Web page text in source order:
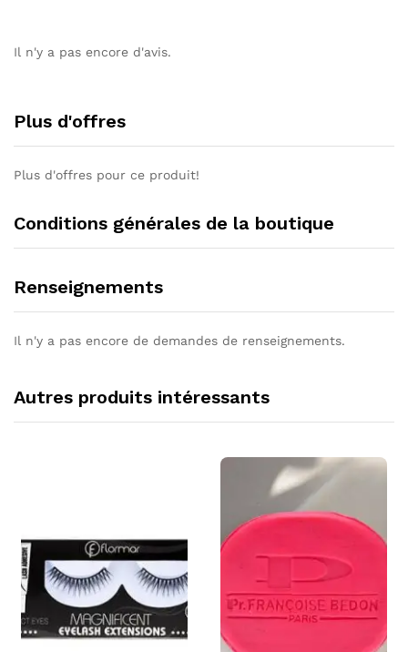
Il n'y a pas encore d'avis.
Plus d'offres
Plus d'offres pour ce produit!
Conditions générales de la boutique
Renseignements
Il n'y a pas encore de demandes de renseignements.
Autres produits intéressants